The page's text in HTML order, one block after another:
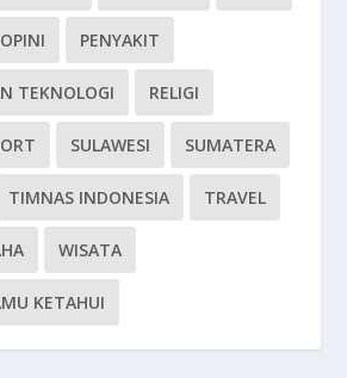
OPINI PENYAKIT
TEKNOLOGI RELIGI
SULAWESI SUMATERA
TIMNAS INDONESIA TRAVEL
WISATA
KETAHUI